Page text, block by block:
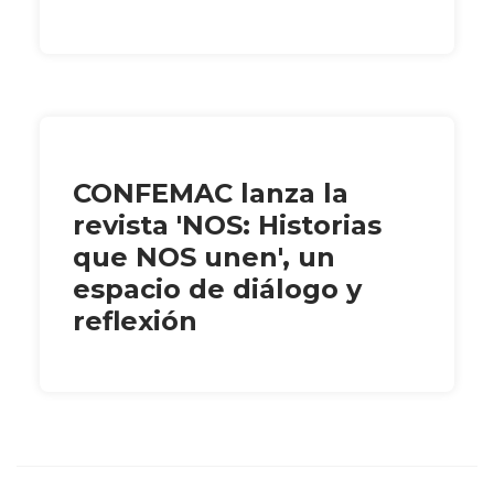
CONFEMAC lanza la
revista 'NOS: Historias
que NOS unen', un
espacio de diálogo y
reflexión